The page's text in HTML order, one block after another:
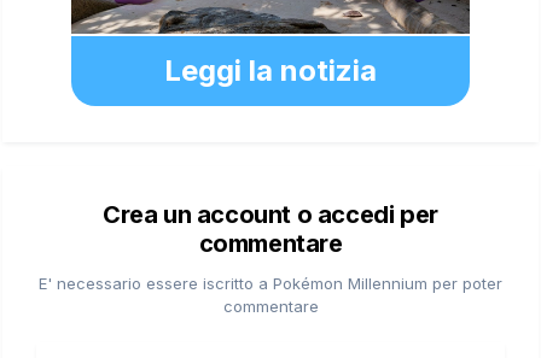
Leggi la notizia
Crea un account o accedi per
commentare
E' necessario essere iscritto a Pokémon Millennium per poter
commentare